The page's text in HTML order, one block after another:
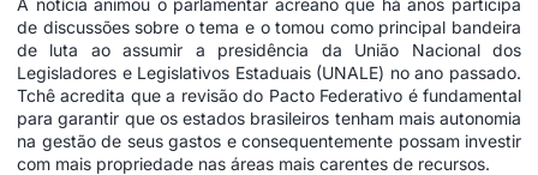
de discussões sobre o tema e o tomou como principal bandeira
de luta ao assumir a presidência da União Nacional dos
Legisladores e Legislativos Estaduais (UNALE) no ano passado.
Tchê acredita que a revisão do Pacto Federativo é fundamental
para garantir que os estados brasileiros tenham mais autonomia
na gestão de seus gastos e consequentemente possam investir
com mais propriedade nas áreas mais carentes de recursos.